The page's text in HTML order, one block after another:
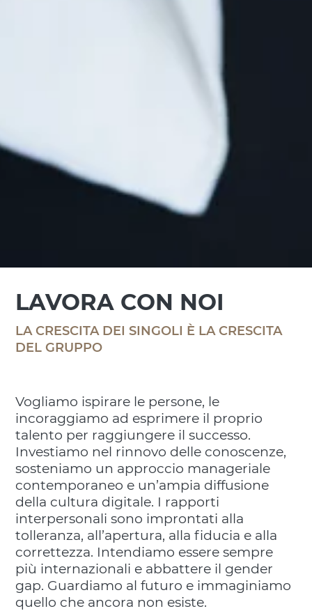
LAVORA CON NOI
LA CRESCITA DEI SINGOLI È LA CRESCITA
DEL GRUPPO
Vogliamo ispirare le persone, le
incoraggiamo ad esprimere il proprio
talento per raggiungere il successo.​
Investiamo nel rinnovo delle conoscenze,
sosteniamo un approccio manageriale
contemporaneo​ e un’ampia diffusione
della cultura digitale. I rapporti
interpersonali sono improntati alla
tolleranza, all’apertura, alla fiducia e​ alla
correttezza. Intendiamo essere sempre
più internazionali e abbattere il gender
gap.​ Guardiamo al futuro e immaginiamo
quello che ancora non esiste.